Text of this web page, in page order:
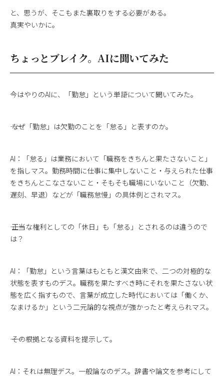
と、思うが、そこもまた裏取りをする必要がある。
真実やいかに。
ちょっとブレイク。AIに聞いてみた
今はやりのAIに、「勤怠」という単語について聞いてみた。
―― なぜ「勤怠」は欠勤のことを「怠る」と表すのか。
AI：「怠る」は業務において「職務をきちんと果たさないこと」
を指しマス。勤務時間に仕事に集中しないこと・与えられた仕事
をきちんとこなさないこと・そもそも職場にいないこと（欠勤、
遅刻、早退）などが「職務怠慢」の具体例とされマス。
―― 正当な権利としての「休日」も「怠る」とされるのは違うので
は？
AI：「勤怠」という言葉はもともと漢文由来で、二つの対極的な
状態を表すものデス。職務を果たすべき時にそれを果たさない状
態を広く指すもので、言葉が成立した時代においては「働くか、
なまけるか」という二元論的な視点が強かったと考えられマス。
―― その根拠となる資料を提示して。
AI：それは無理デス。一般論なのデス。辞書や論文を参考にして